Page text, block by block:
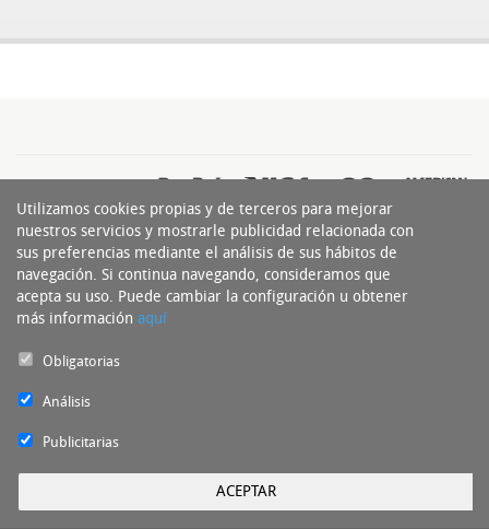
Utilizamos cookies propias y de terceros para mejorar
nuestros servicios y mostrarle publicidad relacionada con
sus preferencias mediante el análisis de sus hábitos de
navegación. Si continua navegando, consideramos que
acepta su uso. Puede cambiar la configuración u obtener
más información aquí
Obligatorias
Análisis
Publicitarias
ACEPTAR